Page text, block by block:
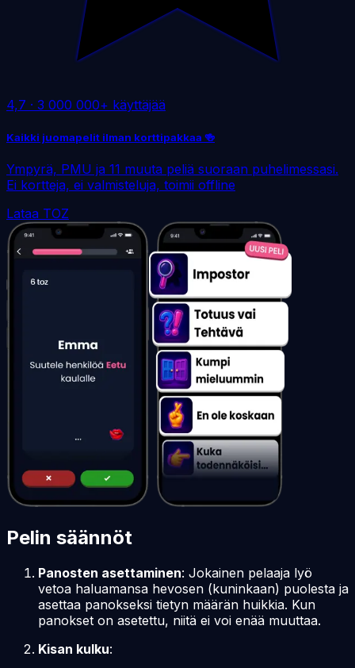
4,7 · 3 000 000+ käyttäjää
Kaikki juomapelit ilman korttipakkaa 🍻
Ympyrä, PMU ja 11 muuta peliä suoraan puhelimessasi.
Ei kortteja, ei valmisteluja, toimii offline
Lataa TOZ
Pelin säännöt
Panosten asettaminen: Jokainen pelaaja lyö
vetoa haluamansa hevosen (kuninkaan) puolesta ja
asettaa panokseksi tietyn määrän huikkia. Kun
panokset on asetettu, niitä ei voi enää muuttaa.
Kisan kulku: